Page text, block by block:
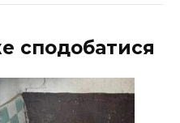
сподобатися